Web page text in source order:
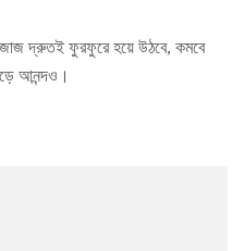
দ্রুতই ফুরফুরে হয়ে উঠবে, কমবে
আনন্দও।